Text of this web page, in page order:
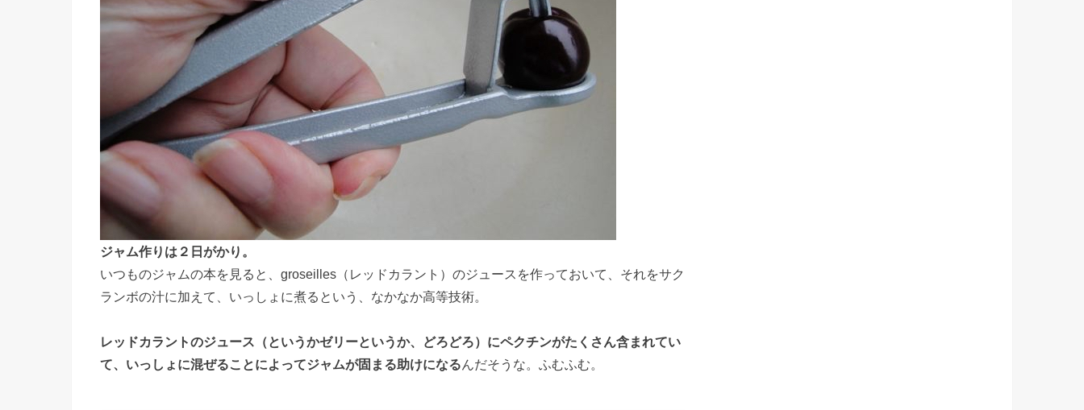
ジャム作りは２日がかり。
いつものジャムの本を見ると、groseilles（レッドカラント）のジュースを作っておいて、それをサク
ランボの汁に加えて、いっしょに煮るという、なかなか高等技術。
レッドカラントのジュース（というかゼリーというか、どろどろ）にペクチンがたくさん含まれてい
て、いっしょに混ぜることによってジャムが固まる助けになるんだそうな。ふむふむ。